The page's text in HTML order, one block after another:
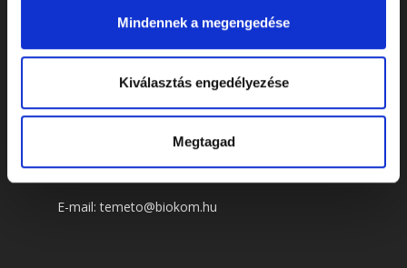
Mindennek a megengedése
Kiválasztás engedélyezése
Megtagad
ELÉRHETŐSÉGEK
Cím: 7622 Pécs, Siklósi út 43.
E-mail:temeto@biokom.hu